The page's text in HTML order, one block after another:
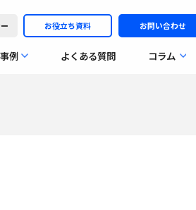
お役立ち資料 お問い合わせ
例 よくある質問 コラム